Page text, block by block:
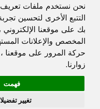
نحن نستخدم ملفات تعريف
التتبع الأخرى لتحسين
بك على موقعنا الإلكتروني
المخصص والإعلانات
حركة المرور على موقعنا
زوارنا.
فهمت
تغيير
جميع الحقوق محفوظة لدنيا